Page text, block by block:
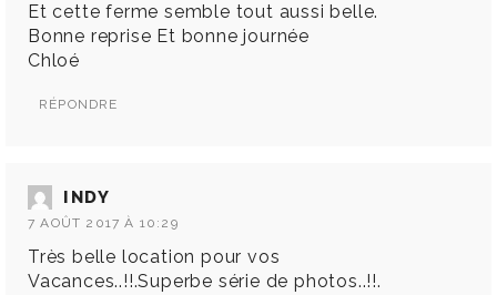
Et cette ferme semble tout aussi belle.
Bonne reprise Et bonne journée
Chloé
RÉPONDRE
INDY
7 AOÛT 2017 À 10:29
Très belle location pour vos
Vacances..!!.Superbe série de photos..!!.